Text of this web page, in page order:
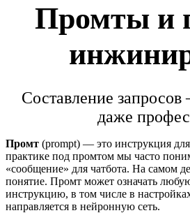
Промты и
Составление
даже
Промт (prompt) — это инструкция
практике под промтом мы часто
«сообщение» для чатбота. На самом
понятие. Промт может означать
инструкцию, в том числе в
направляется в нейронную сеть.